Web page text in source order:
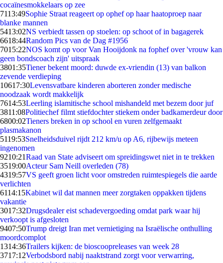
cocaïnesmokkelaars op zee
7113:49Sophie Straat reageert op ophef op haar haatoproep naar
blanke mannen
5413:02NS verbiedt tassen op stoelen: op schoot of in bagagerek
6618:44Random Pics van de Dag #1956
7015:22NOS komt op voor Van Hooijdonk na fophef over 'vrouw kan
geen bondscoach zijn' uitspraak
3801:35Tiener bekent moord: duwde ex-vriendin (13) van balkon
zevende verdieping
10617:30Levensvatbare kinderen aborteren zonder medische
noodzaak wordt makkelijk
7614:53Leerling islamitische school mishandeld met bezem door juf
3811:08Politiechef filmt stiefdochter stiekem onder badkamerdeur door
6800:02Tieners breken in op school en vuren zelfgemaakt
plasmakanon
5119:53Snelheidsduivel rijdt 212 km/u op A6, rijbewijs meteen
ingenomen
9210:21Raad van State adviseert om spreidingswet niet in te trekken
3519:00Acteur Sam Neill overleden (78)
4319:57VS geeft groen licht voor omstreden ruimtespiegels die aarde
verlichten
6114:15Kabinet wil dat mannen meer zorgtaken oppakken tijdens
vakantie
3017:32Drugsdealer eist schadevergoeding omdat park waar hij
verkoopt is afgesloten
9407:50Trump dreigt Iran met vernietiging na Israëlische onthulling
moordcomplot
1314:36Trailers kijken: de bioscoopreleases van week 28
3717:12Verbodsbord nabij naaktstrand zorgt voor verwarring,